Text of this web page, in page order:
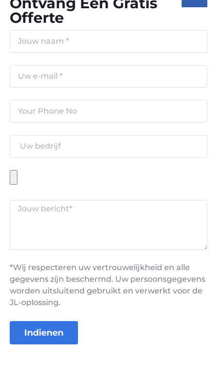
Offerte
*Wij respecteren uw vertrouwelijkheid en alle
gegevens zijn beschermd. Uw persoonsgegevens
worden uitsluitend gebruikt en verwerkt voor de
JL-oplossing.
Indienen